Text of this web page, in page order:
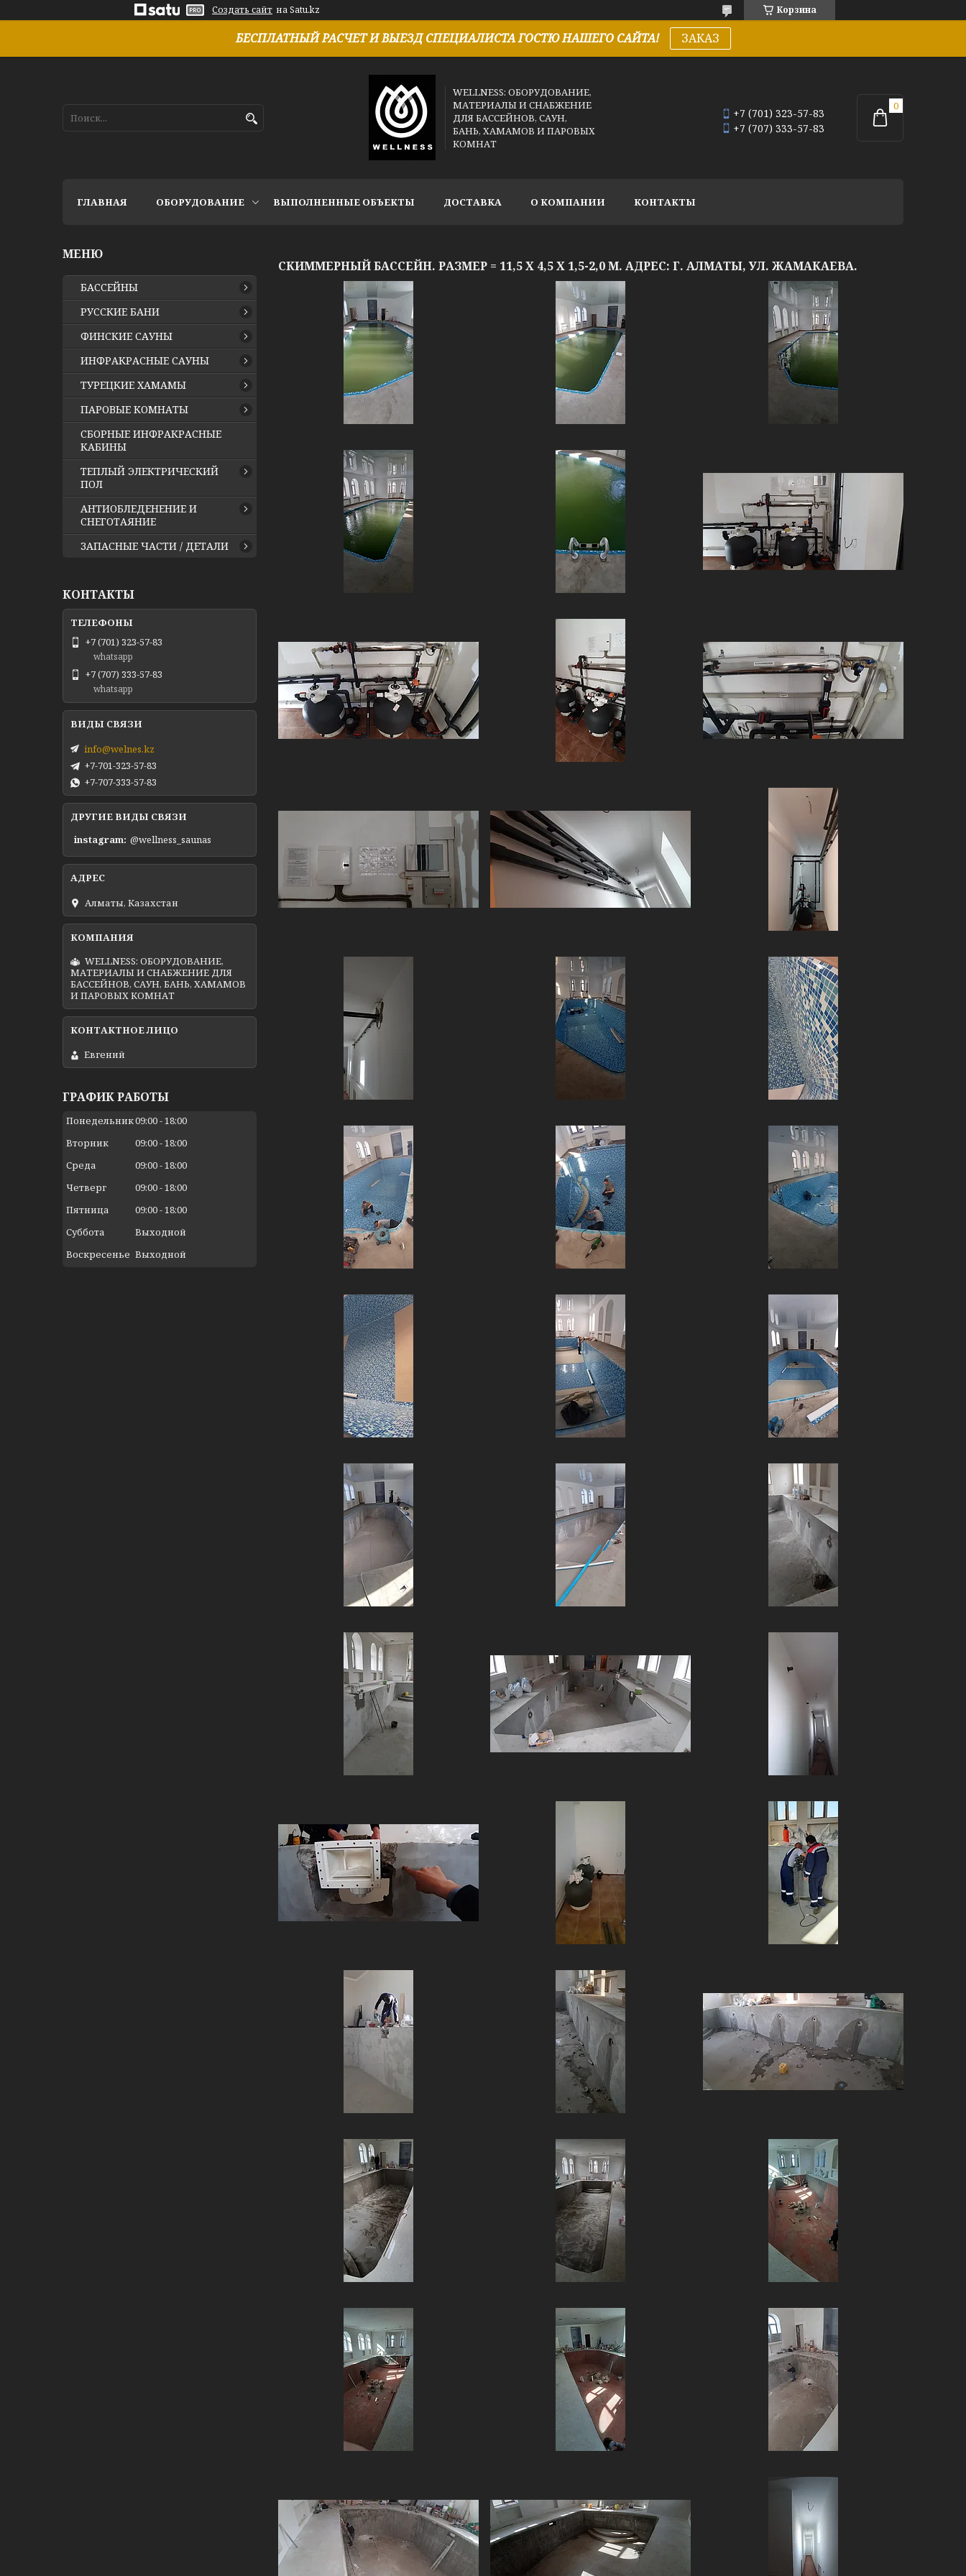
Создать сайт на Satu.kz Корзина
БЕСПЛАТНЫЙ РАСЧЕТ И ВЫЕЗД СПЕЦИАЛИСТА ГОСТЮ НАШЕГО САЙТА! ЗАКАЗ
WELLNESS: ОБОРУДОВАНИЕ,
МАТЕРИАЛЫ И СНАБЖЕНИЕ
ДЛЯ БАССЕЙНОВ, САУН,
БАНЬ, ХАМАМОВ И ПАРОВЫХ
КОМНАТ
+7 (701) 323-57-83
+7 (707) 333-57-83
ГЛАВНАЯ ОБОРУДОВАНИЕ ВЫПОЛНЕННЫЕ ОБЪЕКТЫ ДОСТАВКА О КОМПАНИИ КОНТАКТЫ
СКИММЕРНЫЙ БАССЕЙН. РАЗМЕР = 11,5 Х 4,5 Х 1,5-2,0 М. АДРЕС: Г. АЛМАТЫ, УЛ. ЖАМАКАЕВА.
БАССЕЙНЫ
РУССКИЕ БАНИ
ФИНСКИЕ САУНЫ
ИНФРАКРАСНЫЕ САУНЫ
ТУРЕЦКИЕ ХАМАМЫ
ПАРОВЫЕ КОМНАТЫ
СБОРНЫЕ ИНФРАКРАСНЫЕ
КАБИНЫ
ТЕПЛЫЙ ЭЛЕКТРИЧЕСКИЙ
ПОЛ
АНТИОБЛЕДЕНЕНИЕ И
СНЕГОТАЯНИЕ
ЗАПАСНЫЕ ЧАСТИ / ДЕТАЛИ
КОНТАКТЫ
+7 (701) 323-57-83
whatsapp
+7 (707) 333-57-83
whatsapp
info@welnes.kz
+7-701-323-57-83
+7-707-333-57-83
ДРУГИЕ ВИДЫ СВЯЗИ
instagram @wellness_saunas
Алматы, Казахстан
WELLNESS: ОБОРУДОВАНИЕ,
МАТЕРИАЛЫ И СНАБЖЕНИЕ ДЛЯ
БАССЕЙНОВ, САУН, БАНЬ, ХАМАМОВ
И ПАРОВЫХ КОМНАТ
Евгений
ГРАФИК РАБОТЫ
Понедельник09:00 18:00
Вторник
09:00 18:00
Среда
09:00 18:00
Четверг
09:00 18:00
Пятница
09:00 18:00
Суббота
Выходной
Воскресенье Выходной